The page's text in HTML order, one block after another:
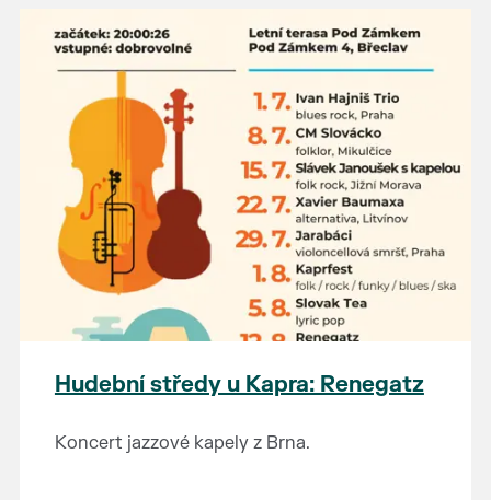
Hudební středy u Kapra: Renegatz
Koncert jazzové kapely z Brna.